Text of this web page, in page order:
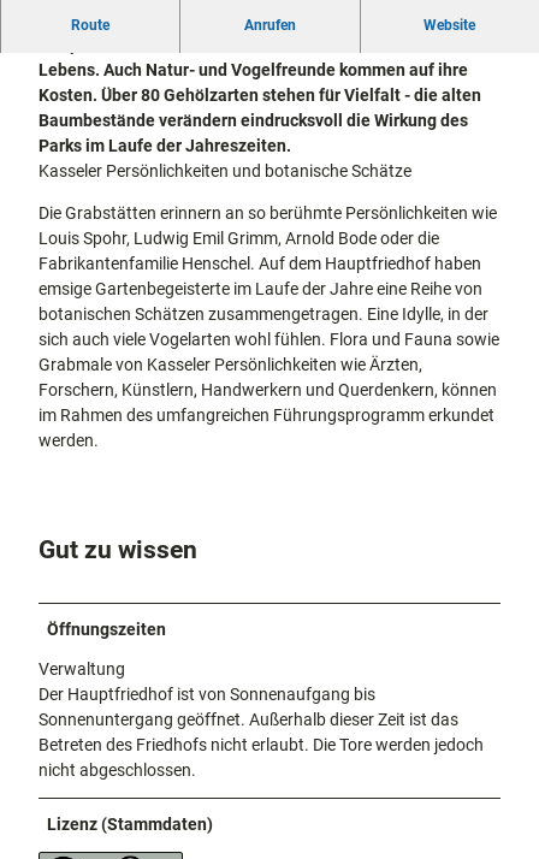
Musee
n,
Galeri
en und
Sonde
ellung
en
Street
Art
Theat
er und
Bühne
nkunst
Gärten
fahren in
Kassel
Wandern
im
Grünen
Stadtführungen
Kassel
mit
Kindern
Gastronomie
Shopping
Unterkünfte
Ausflugsziele
in der Region
Häufig
gestellte
Route Anrufen Website
Er dient der Bildung, der Andacht und der Erholung - der
Lebens. Auch Natur- und Vogelfreunde kommen auf ihre
Kosten. Über 80 Gehölzarten stehen für Vielfalt - die alten
Baumbestände verändern eindrucksvoll die Wirkung des
Parks im Laufe der Jahreszeiten.
Kasseler Persönlichkeiten und botanische Schätze
Die Grabstätten erinnern an so berühmte Persönlichkeiten wie
Louis Spohr, Ludwig Emil Grimm, Arnold Bode oder die
Fabrikantenfamilie Henschel. Auf dem Hauptfriedhof haben
emsige Gartenbegeisterte im Laufe der Jahre eine Reihe von
botanischen Schätzen zusammengetragen. Eine Idylle, in der
sich auch viele Vogelarten wohl fühlen. Flora und Fauna sowie
Grabmale von Kasseler Persönlichkeiten wie Ärzten,
Forschern, Künstlern, Handwerkern und Querdenkern, können
im Rahmen des umfangreichen Führungsprogramm erkundet
werden.
Gut zu wissen
Öffnungszeiten
Verwaltung
Der Hauptfriedhof ist von Sonnenaufgang bis
Sonnenuntergang geöffnet. Außerhalb dieser Zeit ist das
Betreten des Friedhofs nicht erlaubt. Die Tore werden jedoch
nicht abgeschlossen.
Lizenz (Stammdaten)